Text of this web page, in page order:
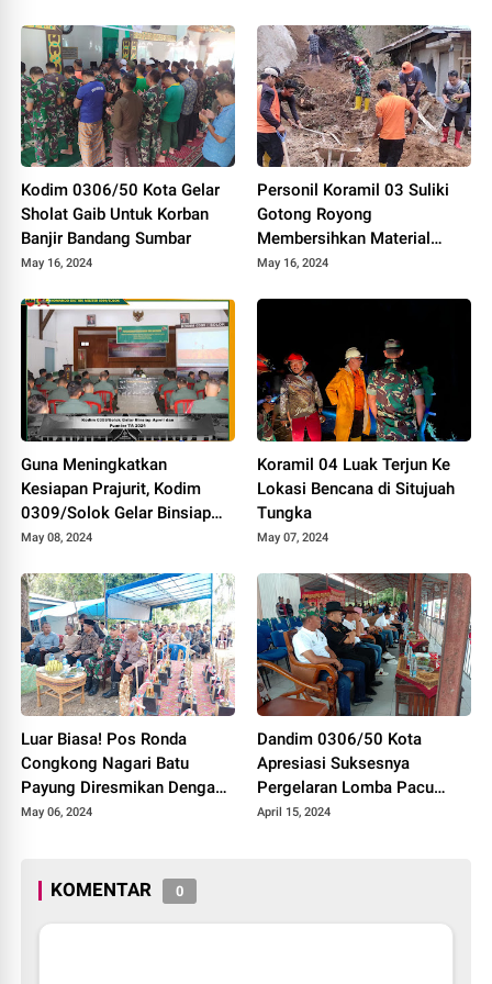
Kodim 0306/50 Kota Gelar
Sholat Gaib Untuk Korban
Banjir Bandang Sumbar
May 16, 2024
Personil Koramil 03 Suliki
Gotong Royong
Membersihkan Material
Longsor Yang Menimpa
May 16, 2024
Guna Meningkatkan
Kesiapan Prajurit, Kodim
0309/Solok Gelar Binsiap
Apwil dan Puanter TA 2024
May 08, 2024
Koramil 04 Luak Terjun Ke
Lokasi Bencana di Situjuah
Tungka
May 07, 2024
Luar Biasa! Pos Ronda
Congkong Nagari Batu
Payung Diresmikan Dengan
Meriah
May 06, 2024
Dandim 0306/50 Kota
Apresiasi Suksesnya
Pergelaran Lomba Pacu
Kuda Lebaran Cup 2024
April 15, 2024
KOMENTAR 0